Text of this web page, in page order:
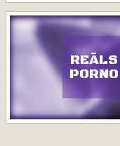
REĀLS
PORNO